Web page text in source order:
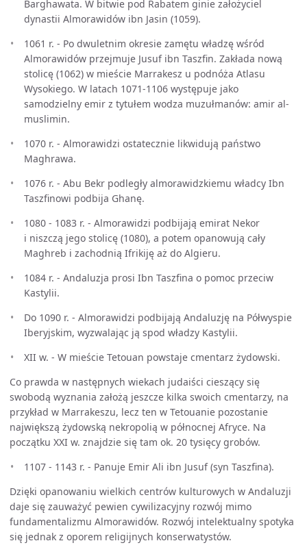
Barghawata. W bitwie pod Rabatem ginie założyciel
dynastii Almorawidów ibn Jasin (1059).
1061 r. - Po dwuletnim okresie zamętu władzę wśród
Almorawidów przejmuje Jusuf ibn Taszfin. Zakłada nową
stolicę (1062) w mieście Marrakesz u podnóża Atlasu
Wysokiego. W latach 1071-1106 występuje jako
samodzielny emir z tytułem wodza muzułmanów: amir al-
muslimin.
1070 r. - Almorawidzi ostatecznie likwidują państwo
Maghrawa.
1076 r. - Abu Bekr podległy almorawidzkiemu władcy Ibn
Taszfinowi podbija Ghanę.
1080 - 1083 r. - Almorawidzi podbijają emirat Nekor
i niszczą jego stolicę (1080), a potem opanowują cały
Maghreb i zachodnią Ifrikiję aż do Algieru.
1084 r. - Andaluzja prosi Ibn Taszfina o pomoc przeciw
Kastylii.
Do 1090 r. - Almorawidzi podbijają Andaluzję na Półwyspie
Iberyjskim, wyzwalając ją spod władzy Kastylii.
XII w. - W mieście Tetouan powstaje cmentarz żydowski.
Co prawda w następnych wiekach judaiści cieszący się
swobodą wyznania założą jeszcze kilka swoich cmentarzy, na
przykład w Marrakeszu, lecz ten w Tetouanie pozostanie
największą żydowską nekropolią w północnej Afryce. Na
początku XXI w. znajdzie się tam ok. 20 tysięcy grobów.
1107 - 1143 r. - Panuje Emir Ali ibn Jusuf (syn Taszfina).
Dzięki opanowaniu wielkich centrów kulturowych w Andaluzji
daje się zauważyć pewien cywilizacyjny rozwój mimo
fundamentalizmu Almorawidów. Rozwój intelektualny spotyka
się jednak z oporem religijnych konserwatystów.